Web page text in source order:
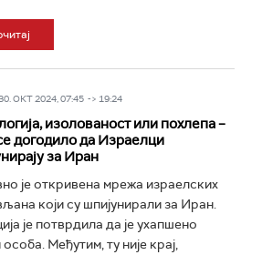
ОКТ 2024, 07:45 -> 19:24
изолованост или похлепа –
догодило да Израелци
за Иран
је откривена мрежа израелских
који су шпијунирали за Иран.
је потврдила да је ухапшено
Међутим, ту није крај,